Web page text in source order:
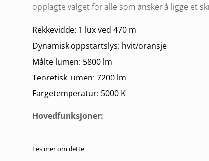
opplagte valget for alle som ønsker å ligge et
Rekkevidde: 1 lux ved 470 m
Dynamisk oppstartslys: hvit/oransje
Målte lumen: 5800 lm
Teoretisk lumen: 7200 lm
Fargetemperatur: 5000 K
Hovedfunksjoner:
Elegant estetikk:
Les mer om dette